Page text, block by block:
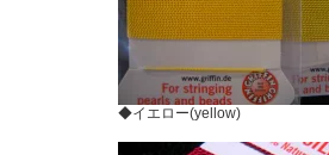
◆イエロー(yellow)